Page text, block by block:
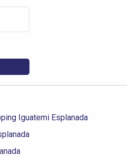
Iguatemi Esplanada